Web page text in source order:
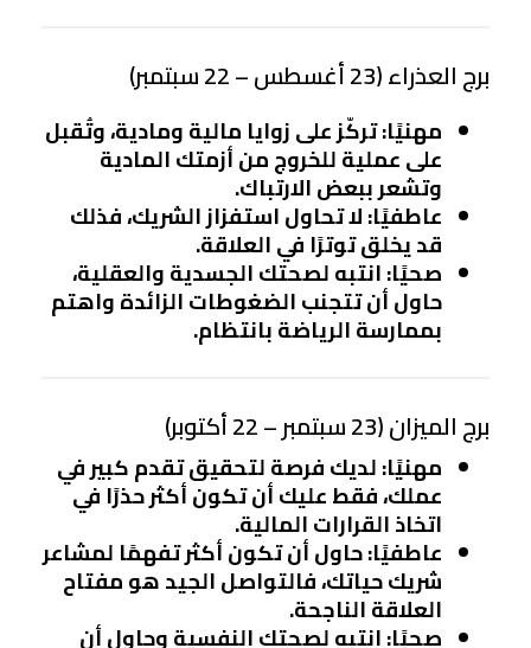
برج العذراء (23 أغسطس – 22 سبتمبر)
مهنيًا: تركّز على زوايا مالية ومادية، وتُقبل
على عملية للخروج من أزمتك المادية
وتشعر ببعض الارتباك.
عاطفيًا: لا تحاول استفزاز الشريك، فذلك
قد يخلق توترًا في العلاقة.
صحيًا: انتبه لصحتك الجسدية والعقلية،
حاول أن تتجنب الضغوطات الزائدة واهتم
بممارسة الرياضة بانتظام.
برج الميزان (23 سبتمبر – 22 أكتوبر)
مهنيًا: لديك فرصة لتحقيق تقدم كبير في
عملك، فقط عليك أن تكون أكثر حذرًا في
اتخاذ القرارات المالية.
عاطفيًا: حاول أن تكون أكثر تفهمًا لمشاعر
شريك حياتك، فالتواصل الجيد هو مفتاح
العلاقة الناجحة.
صحيًا: انتبه لصحتك النفسية وحاول أن